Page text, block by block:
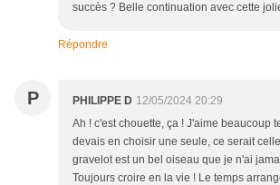
succès ? Belle continuation avec cette
Répondre
P PHILIPPE D 12/05/2024 20:29
Ah ! c'est chouette, ça ! J'aime beaucoup
devais en choisir une seule, ce serait
gravelot est un bel oiseau que je n'ai
Toujours croire en la vie ! Le temps